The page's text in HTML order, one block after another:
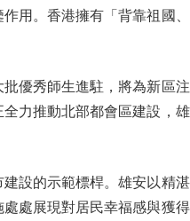
用。香港擁有「背靠祖國
秀師生進駐，將為新區
力推動北部都會區建設，
的示範標桿。雄安以精
處展現對居民幸福感與獲